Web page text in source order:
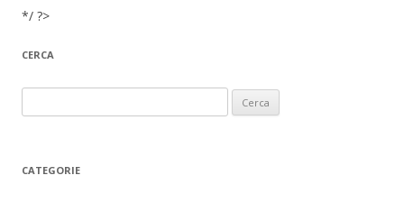
*/ ?>
CERCA
CATEGORIE